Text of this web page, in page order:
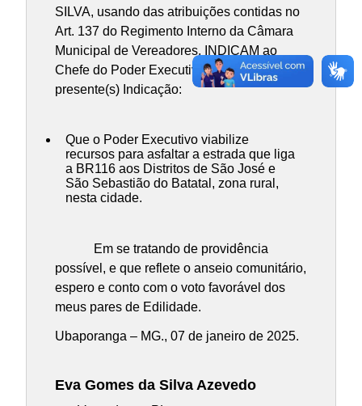
SILVA, usando das atribuições contidas no
Art. 137 do Regimento Interno da Câmara
Municipal de Vereadores, INDICAM ao
Chefe do Poder Executivo Municipal, a(s)
presente(s) Indicação:
Que o Poder Executivo viabilize
recursos para asfaltar a estrada que liga
a BR116 aos Distritos de São José e
São Sebastião do Batatal, zona rural,
nesta cidade.
Em se tratando de providência
possível, e que reflete o anseio comunitário,
espero e conto com o voto favorável dos
meus pares de Edilidade.
Ubaporanga – MG., 07 de janeiro de 2025.
Eva Gomes da Silva Azevedo